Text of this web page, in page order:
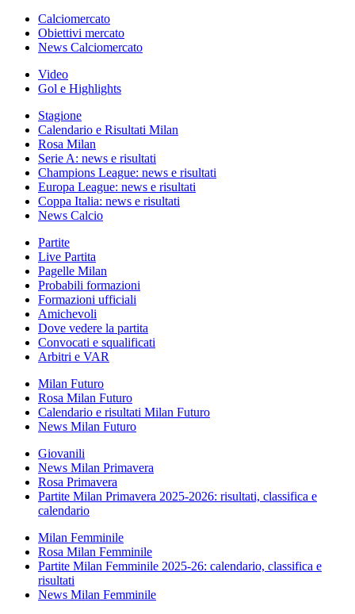
Calciomercato
Obiettivi mercato
News Calciomercato
Video
Gol e Highlights
Stagione
Calendario e Risultati Milan
Rosa Milan
Serie A: news e risultati
Champions League: news e risultati
Europa League: news e risultati
Coppa Italia: news e risultati
News Calcio
Partite
Live Partita
Pagelle Milan
Probabili formazioni
Formazioni ufficiali
Amichevoli
Dove vedere la partita
Convocati e squalificati
Arbitri e VAR
Milan Futuro
Rosa Milan Futuro
Calendario e risultati Milan Futuro
News Milan Futuro
Giovanili
News Milan Primavera
Rosa Primavera
Partite Milan Primavera 2025-2026: risultati, classifica e
calendario
Milan Femminile
Rosa Milan Femminile
Partite Milan Femminile 2025-26: calendario, classifica e
risultati
News Milan Femminile